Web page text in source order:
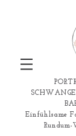
Einfühlsame